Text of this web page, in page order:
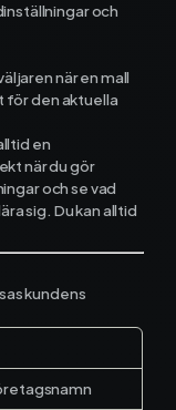
och
när en mall
för den aktuella
en
när du gör
och se vad
sig. Du kan alltid
kundens